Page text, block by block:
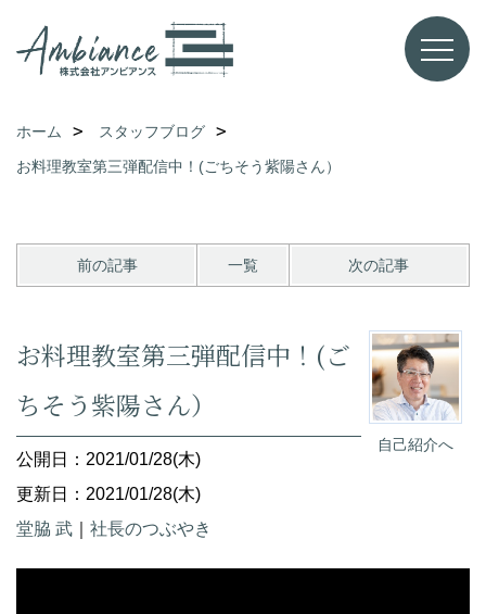
ホーム
スタッフブログ
お料理教室第三弾配信中！(ごちそう紫陽さん）
前の記事 一覧 次の記事
自己紹介へ
お料理教室第三弾配信中！(ご
ちそう紫陽さん）
公開日：2021/01/28(木)
更新日：2021/01/28(木)
堂脇 武
社長のつぶやき